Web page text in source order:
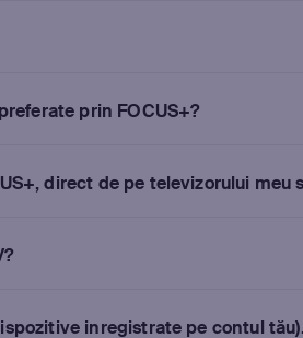
prin FOCUS+?
direct de pe televizorului meu
inregistrate pe contul tău).